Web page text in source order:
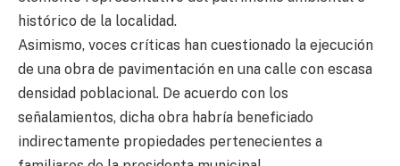
histórico de la localidad.
Asimismo, voces críticas han cuestionado la ejecución
de una obra de pavimentación en una calle con escasa
densidad poblacional. De acuerdo con los
señalamientos, dicha obra habría beneficiado
indirectamente propiedades pertenecientes a